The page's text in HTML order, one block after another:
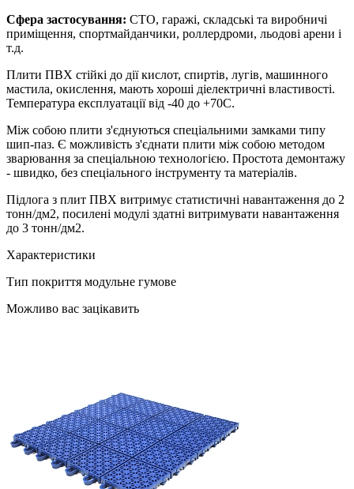
Сфера застосування: СТО, гаражі, складські та виробничі
приміщення, спортмайданчики, роллердроми, льодові арени і
т.д.
Плити ПВХ стійкі до дії кислот, спиртів, лугів, машинного
мастила, окислення, мають хороші діелектричні властивості.
Температура експлуатації від -40 до +70С.
Між собою плити з'єднуються спеціальними замками типу
шип-паз. Є можливість з'єднати плити між собою методом
зварювання за спеціальною технологією. Простота демонтажу
- швидко, без спеціального інструменту та матеріалів.
Підлога з плит ПВХ витримує статистичні навантаження до 2
тонн/дм2, посилені модулі здатні витримувати навантаження
до 3 тонн/дм2.
Характеристики
Тип покриття модульне гумове
Можливо вас зацікавить